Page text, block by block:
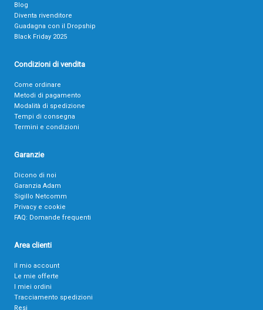
Blog
Diventa rivenditore
Guadagna con il Dropship
Black Friday 2025
Condizioni di vendita
Come ordinare
Metodi di pagamento
Modalità di spedizione
Tempi di consegna
Termini e condizioni
Garanzie
Dicono di noi
Garanzia Adam
Sigillo Netcomm
Privacy e cookie
FAQ: Domande frequenti
Area clienti
Il mio account
Le mie offerte
I miei ordini
Tracciamento spedizioni
Resi